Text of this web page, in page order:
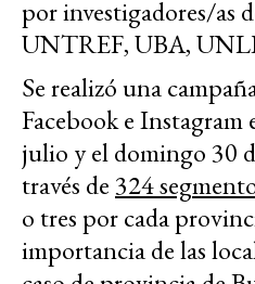
por investigadores/as
UNTREF, UBA,
Se realizó una
Facebook e Instagram
julio y el domingo 30
través de324
o tres por cada
importancia de las